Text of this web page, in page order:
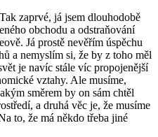
zaprvé, já jsem dlouhodobě
obchodu a odstraňování
Já prostě nevěřím úspěchu
a nemyslím si, že by z toho měl
je navíc stále víc propojenější
vztahy. Ale musíme,
směrem by on sám chtěl
a druhá věc je, že musíme
to, že má někdo třeba jiné